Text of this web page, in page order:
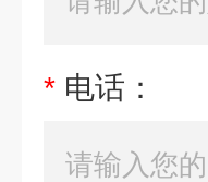
* 电话：